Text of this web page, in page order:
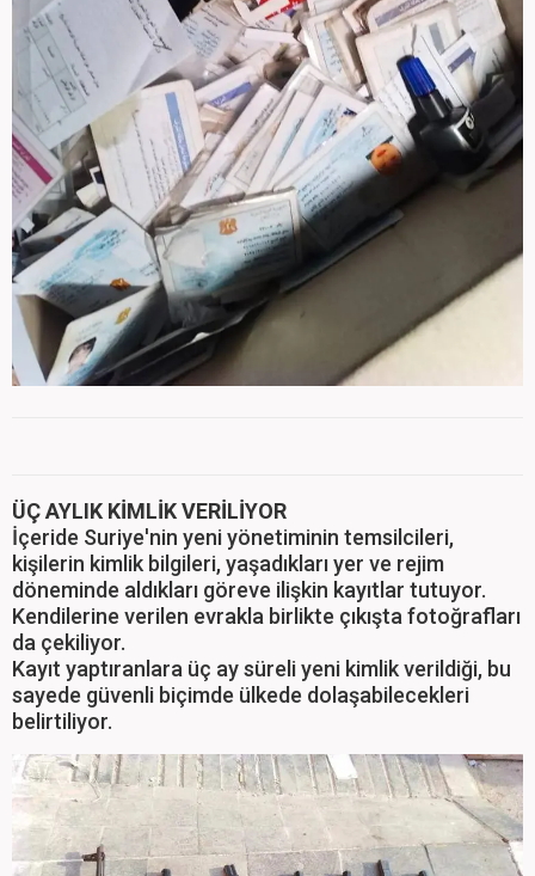
ÜÇ AYLIK KİMLİK VERİLİYOR
İçeride Suriye'nin yeni yönetiminin temsilcileri,
kişilerin kimlik bilgileri, yaşadıkları yer ve rejim
döneminde aldıkları göreve ilişkin kayıtlar tutuyor.
Kendilerine verilen evrakla birlikte çıkışta fotoğrafları
da çekiliyor.
Kayıt yaptıranlara üç ay süreli yeni kimlik verildiği, bu
sayede güvenli biçimde ülkede dolaşabilecekleri
belirtiliyor.